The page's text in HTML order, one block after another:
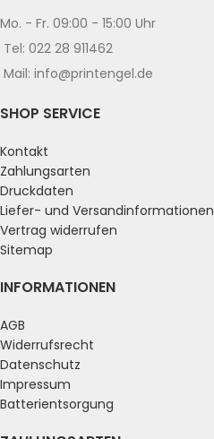
Mo. - Fr. 09:00 - 15:00 Uhr
Tel: 022 28 911462
Mail: info@printengel.de
SHOP SERVICE
Kontakt
Zahlungsarten
Druckdaten
Liefer- und Versandinformationen
Vertrag widerrufen
Sitemap
INFORMATIONEN
AGB
Widerrufsrecht
Datenschutz
Impressum
Batterientsorgung